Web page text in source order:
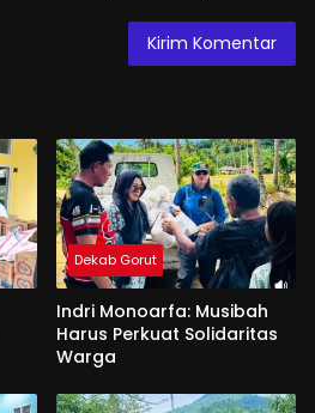
Dekab Gorut
Indri Monoarfa: Musibah
Harus Perkuat Solidaritas
Warga